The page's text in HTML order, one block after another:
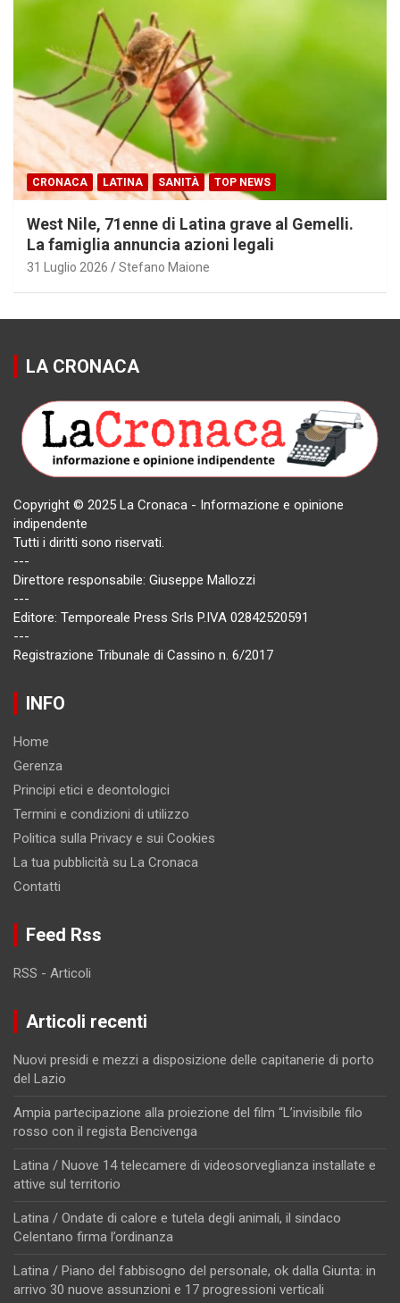
CRONACA LATINA SANITÀ TOP NEWS
West Nile, 71enne di Latina grave al Gemelli.
La famiglia annuncia azioni legali
31 Luglio 2026 Stefano Maione
LA CRONACA
Copyright © 2025 La Cronaca - Informazione e opinione
indipendente
Tutti i diritti sono riservati.
---
Direttore responsabile: Giuseppe Mallozzi
---
Editore: Temporeale Press Srls P.IVA 02842520591
---
Registrazione Tribunale di Cassino n. 6/2017
INFO
Home
Gerenza
Principi etici e deontologici
Termini e condizioni di utilizzo
Politica sulla Privacy e sui Cookies
La tua pubblicità su La Cronaca
Contatti
Feed Rss
RSS - Articoli
Articoli recenti
Nuovi presidi e mezzi a disposizione delle capitanerie di porto
del Lazio
Ampia partecipazione alla proiezione del film “L’invisibile filo
rosso con il regista Bencivenga
Latina / Nuove 14 telecamere di videosorveglianza installate e
attive sul territorio
Latina / Ondate di calore e tutela degli animali, il sindaco
Celentano firma l’ordinanza
Latina / Piano del fabbisogno del personale, ok dalla Giunta: in
arrivo 30 nuove assunzioni e 17 progressioni verticali